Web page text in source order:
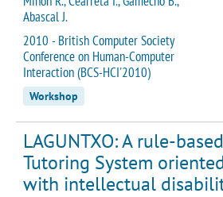
Abascal J.
2010 - British Computer Society
Conference on Human-Computer
Interaction (BCS-HCI'2010)
Workshop
LAGUNTXO: A rule-
Tutoring System
with intellectual